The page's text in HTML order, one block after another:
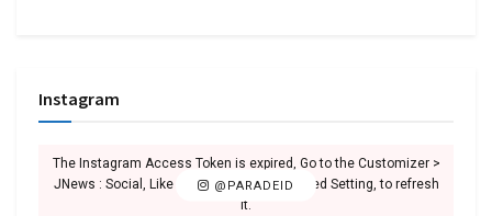
Instagram
@PARADEID
The Instagram Access Token is expired, Go to the Customizer >
JNews : Social, Like & View > Instagram Feed Setting, to refresh
it.